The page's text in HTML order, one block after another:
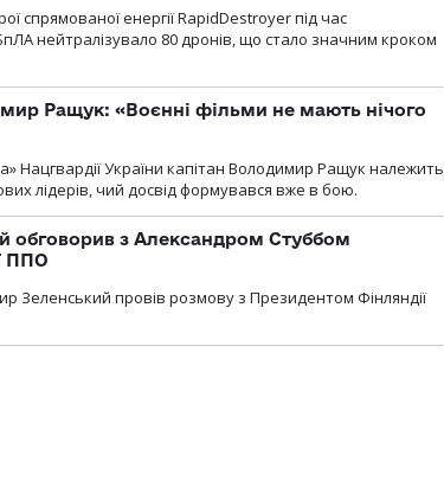
спрямованої енергії RapidDestroyer під час
нейтралізувало 80 дронів, що стало значним кроком
Ращук: «Воєнні фільми не мають нічого
Нацгвардії України капітан Володимир Ращук належить
лідерів, чий досвід формувався вже в бою.
обговорив з Александром Стуббом
ППО
Зеленський провів розмову з Президентом Фінляндії